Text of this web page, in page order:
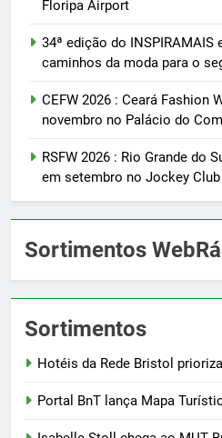
Floripa Airport
34ª edição do
caminhos da moda para o
CEFW 2026 : Ceará Fashion
novembro no Palácio do
RSFW 2026 : Rio Grande do
em setembro no Jockey
Sortimentos
Sortimentos
Hotéis da Rede Bristol
Portal BnT lança Mapa